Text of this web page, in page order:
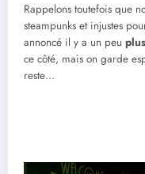
Rappelons toutefois que
steampunks et injustes
annoncé il y a un peu
ce côté, mais on garde
reste…